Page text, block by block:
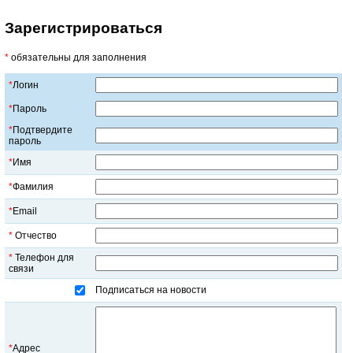
Зарегистрироваться
* обязательны для заполнения
*Логин
*Пароль
*Подтвердите
пароль
*Имя
*Фамилия
*Email
* Отчество
* Телефон для
связи
Подписаться на новости
*Адрес